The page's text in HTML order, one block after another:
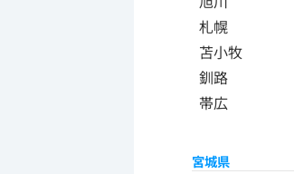
札幌
苫小牧
釧路
帯広
宮城県